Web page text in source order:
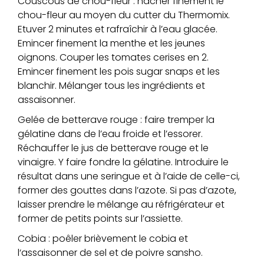
chou-fleur au moyen du cutter du Thermomix.
Etuver 2 minutes et rafraîchir à l’eau glacée.
Emincer finement la menthe et les jeunes
oignons. Couper les tomates cerises en 2.
Emincer finement les pois sugar snaps et les
blanchir. Mélanger tous les ingrédients et
assaisonner.
Gelée de betterave rouge : faire tremper la
gélatine dans de l’eau froide et l’essorer.
Réchauffer le jus de betterave rouge et le
vinaigre. Y faire fondre la gélatine. Introduire le
résultat dans une seringue et à l’aide de celle-ci,
former des gouttes dans l’azote. Si pas d’azote,
laisser prendre le mélange au réfrigérateur et
former de petits points sur l’assiette.
Cobia : poêler brièvement le cobia et
l‘assaisonner de sel et de poivre sansho.